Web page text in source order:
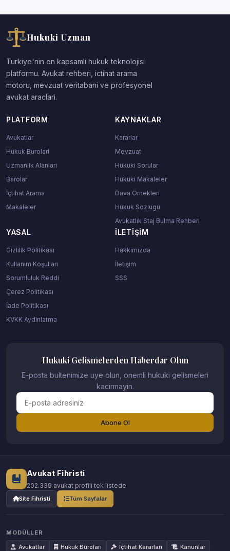
Hukuki Uzman
Turkiye'nin en kapsamli hukuk teknolojisi
platformu. Avukat rehberi, ictihat arama
motoru, mevzuat veritabani ve profesyonel
avukat araclari.
PLATFORM
Avukatlar
Hukuk Burolari
Uzmanlik Alanlari
Barolar
İçtihat Arama
Makaleler
KAYNAKLAR
Kararlar
Mevzuat
Hukuki Sorular
Hukuki Makaleler
Dava Ornekleri
Hukuk Sozlugu
Avukatlık Staj Bulma Rehberi
YASAL
Gizlilik Politikası
Kullanım Koşulları
Sorumluluk Reddi
Çerez Politikası
İade Politikası
KVKK Aydinlatma
İLETIŞIM
Hakkımızda
İletişim
SSS
Hukuki Gelismelerden Haberdar Olun
E-posta bultenimize uye olun, onemli hukuki gelismeleri
kacirmayin.
Abone Ol
Avukat Fihristi
202.339 avukat profili tek listede
Site Fihristi Tüm Sayfalar
MODÜLLER
Avukatlar
Hukuk Büroları İçtihat Kararları
Kanunlar